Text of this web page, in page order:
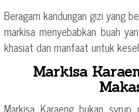
Beragam kandungan gizi yang
markisa menyebabkan buah
khasiat dan manfaat untuk
Markisa
Markisa Karaeng bukan